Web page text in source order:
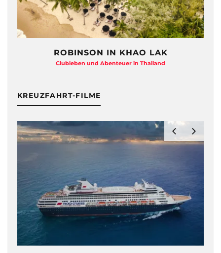
ROBINSON IN KHAO LAK
Clubleben und Abenteuer in Thailand
KREUZFAHRT-FILME